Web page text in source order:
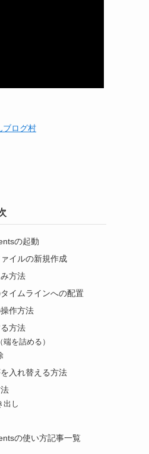
ブログ村
の起動
イルの新規作成
方法
イムラインへの配置
作方法
方法
端を詰める）
入れ替える方法
出し
の使い方記事一覧